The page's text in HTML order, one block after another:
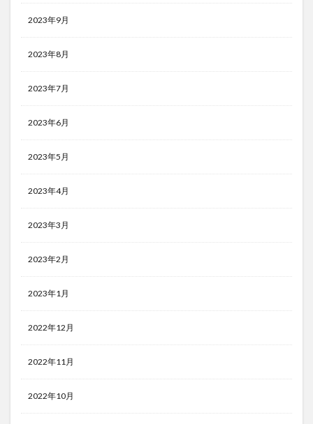
2023年9月
2023年8月
2023年7月
2023年6月
2023年5月
2023年4月
2023年3月
2023年2月
2023年1月
2022年12月
2022年11月
2022年10月